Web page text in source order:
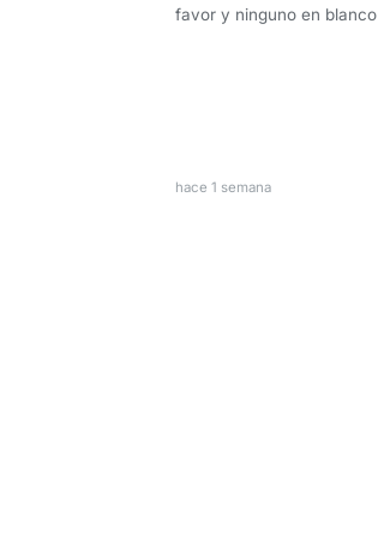
favor y ninguno en blanco
hace 1 semana